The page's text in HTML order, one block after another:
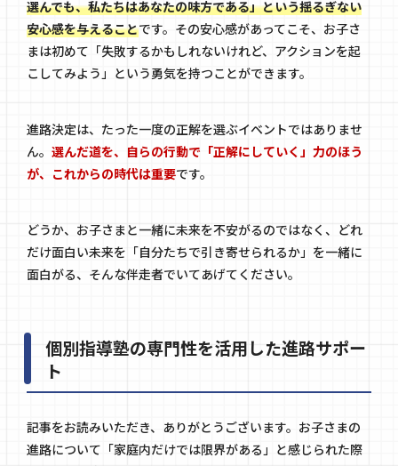
選んでも、私たちはあなたの味方である」という揺るぎない
安心感を与えることです。その安心感があってこそ、お子さ
まは初めて「失敗するかもしれないけれど、アクションを起
こしてみよう」という勇気を持つことができます。
進路決定は、たった一度の正解を選ぶイベントではありませ
ん。 選んだ道を、自らの行動で「正解にしていく」力のほう
が、これからの時代は重要です。
どうか、お子さまと一緒に未来を不安がるのではなく、どれ
だけ面白い未来を「自分たちで引き寄せられるか」を一緒に
面白がる、そんな伴走者でいてあげてください。
個別指導塾の専門性を活用した進路サポー
ト
記事をお読みいただき、ありがとうございます。お子さまの
進路について「家庭内だけでは限界がある」と感じられた際